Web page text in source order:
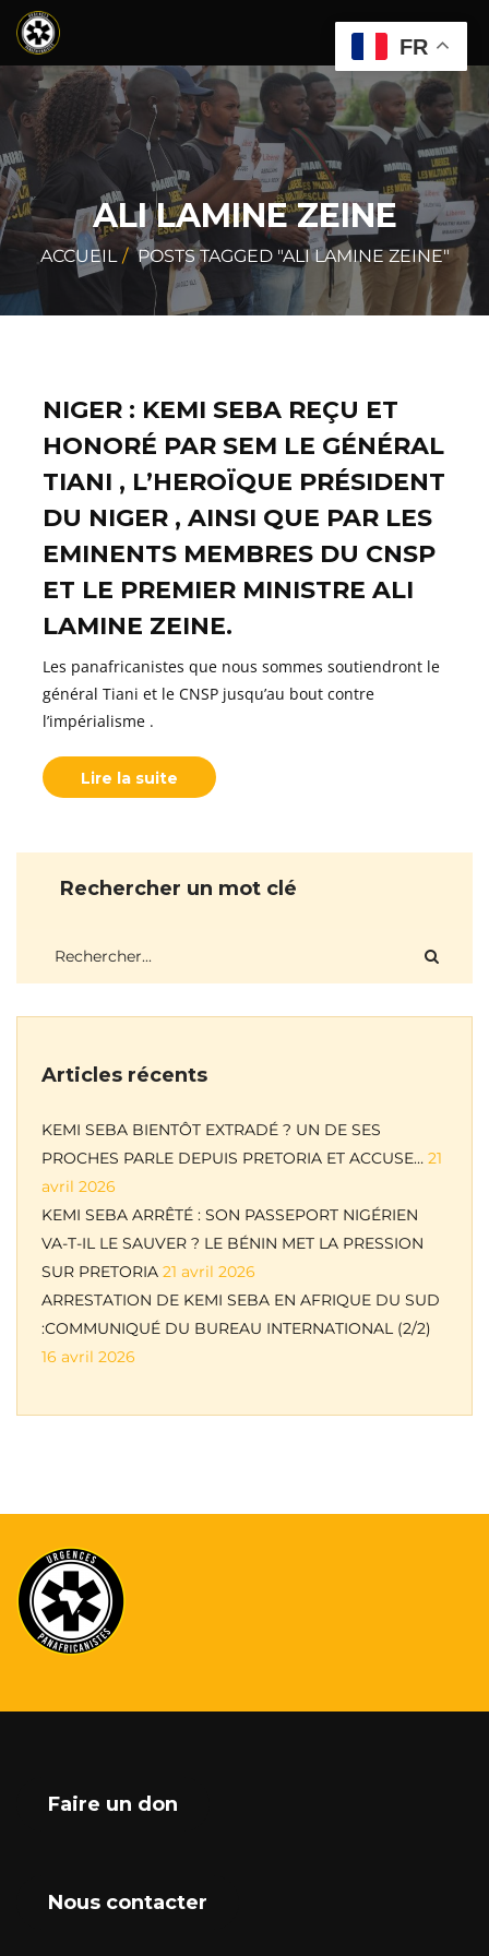
ALI LAMINE ZEINE
ACCUEIL POSTS TAGGED "ALI LAMINE ZEINE"
NIGER : KEMI SEBA REÇU ET
HONORÉ PAR SEM LE GÉNÉRAL
TIANI , L’HEROÏQUE PRÉSIDENT
DU NIGER , AINSI QUE PAR LES
EMINENTS MEMBRES DU CNSP
ET LE PREMIER MINISTRE ALI
LAMINE ZEINE.
Les panafricanistes que nous sommes soutiendront le
général Tiani et le CNSP jusqu’au bout contre
l’impérialisme .
Lire la suite
Rechercher un mot clé
Articles récents
KEMI SEBA BIENTÔT EXTRADÉ ? UN DE SES
PROCHES PARLE DEPUIS PRETORIA ET ACCUSE… 21
avril 2026
KEMI SEBA ARRÊTÉ : SON PASSEPORT NIGÉRIEN
VA-T-IL LE SAUVER ? LE BÉNIN MET LA PRESSION
SUR PRETORIA 21 avril 2026
ARRESTATION DE KEMI SEBA EN AFRIQUE DU SUD
:COMMUNIQUÉ DU BUREAU INTERNATIONAL (2/2)
16 avril 2026
Faire un don
Nous contacter
FR